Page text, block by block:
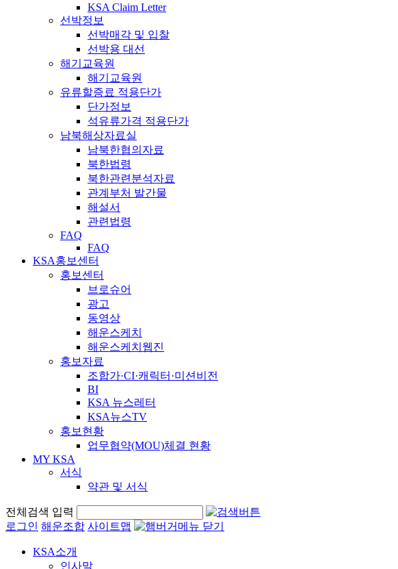
KSA Claim Letter
선박정보
선박매각 및 입찰
선박용 대선
해기교육원
해기교육원
유류할증료 적용단가
단가정보
석유류가격 적용단가
남북해상자료실
남북한협의자료
북한법령
북한관련분석자료
관계부처 발간물
해설서
관련법령
FAQ
FAQ
KSA홍보센터
홍보센터
브로슈어
광고
동영상
해운스케치
해운스케치웹진
홍보자료
조합가·CI·캐릭터·미션비전
BI
KSA 뉴스레터
KSA뉴스TV
홍보현황
업무협약(MOU)체결 현황
MY KSA
서식
약관 및 서식
전체검색 입력
로그인 해운조합 사이트맵
KSA소개
인사말